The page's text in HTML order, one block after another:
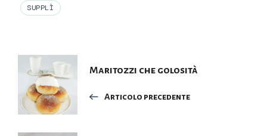
SUPPLÌ
Navigazione
articoli
Maritozzi che golosità
Articolo precedente